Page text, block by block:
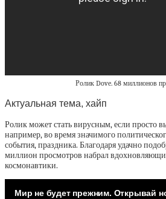
Ролик Dove. 68 миллионов
Актуальная тема, хайп
Ролик может стать вирусным, если просто
например, во время значимого
события, праздника. Благодаря удачно
миллион просмотров набрал
космонавтики.